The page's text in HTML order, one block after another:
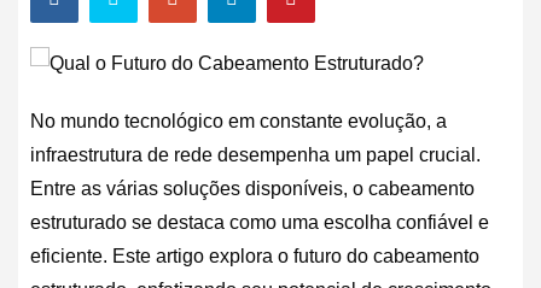
No mundo tecnológico em constante evolução, a
infraestrutura de rede desempenha um papel crucial.
Entre as várias soluções disponíveis, o cabeamento
estruturado se destaca como uma escolha confiável e
eficiente. Este artigo explora o futuro do cabeamento